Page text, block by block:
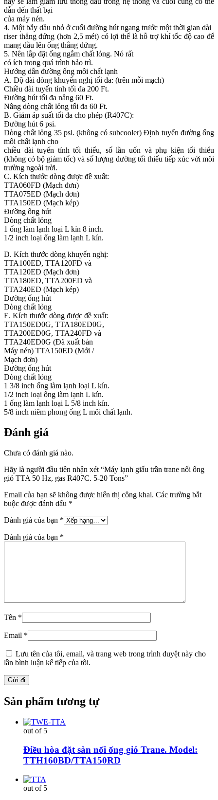
dẫn đến thất bại
của máy nén.
4. Một bẫy dầu nhỏ ở cuối đường hút ngang trước một thời gian dài
riser thẳng đứng (hơn 2,5 mét) có lợi thế là hỗ trợ khí tốc độ cao để
mang dầu lên ống thẳng đứng.
5. Nên lắp đặt ống ngắm chất lỏng. Nó rất
có ích trong quá trình bảo trì.
Hướng dẫn đường ống môi chất lạnh
A. Độ dài dòng khuyến nghị tối đa: (trên mỗi mạch)
Chiều dài tuyến tính tối đa 200 Ft.
Đường hút tối đa nâng 60 Ft.
Nâng dòng chất lỏng tối đa 60 Ft.
B. Giảm áp suất tối đa cho phép (R407C):
Đường hút 6 psi.
Dòng chất lỏng 35 psi. (không có subcooler) Định tuyến đường ống
môi chất lạnh cho
chiều dài tuyến tính tối thiểu, số lần uốn và phụ kiện tối thiểu
(không có bộ giảm tốc) và số lượng đường tối thiểu tiếp xúc với môi
trường ngoài trời.
C. Kích thước dòng được đề xuất:
TTA060FD (Mạch đơn)
TTA075ED (Mạch đơn)
TTA150ED (Mạch kép)
Đường ống hút
Dòng chất lỏng
1 ống làm lạnh loại L kín 8 inch.
1/2 inch loại ống làm lạnh L kín.
D. Kích thước dòng khuyến nghị:
TTA100ED, TTA120FD và
TTA120ED (Mạch đơn)
TTA180ED, TTA200ED và
TTA240ED (Mạch kép)
Đường ống hút
Dòng chất lỏng
E. Kích thước dòng được đề xuất:
TTA150ED0G, TTA180ED0G,
TTA200ED0G, TTA240FD và
TTA240ED0G (Đã xuất bản
Máy nén) TTA150ED (Mới /
Mạch đơn)
Đường ống hút
Dòng chất lỏng
1 3/8 inch ống làm lạnh loại L kín.
1/2 inch loại ống làm lạnh L kín.
1 ống làm lạnh loại L 5/8 inch kín.
5/8 inch niêm phong ống L môi chất lạnh.
Đánh giá
Chưa có đánh giá nào.
Hãy là người đầu tiên nhận xét “Máy lạnh giấu trần trane nối ống
gió TTA 50 Hz, gas R407C. 5-20 Tons”
Email của bạn sẽ không được hiển thị công khai. Các trường bắt
buộc được đánh dấu *
Đánh giá của bạn *
Đánh giá của bạn *
Tên *
Email *
Lưu tên của tôi, email, và trang web trong trình duyệt này cho
lần bình luận kế tiếp của tôi.
Sản phẩm tương tự
out of 5
Điều hòa đặt sàn nối ống gió Trane. Model:
TTH160BD/TTA150RD
out of 5